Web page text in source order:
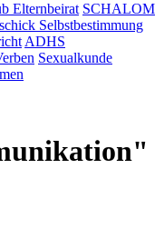
Elternbeirat SCHALOM
Selbstbestimmung
ADHS
Sexualkunde